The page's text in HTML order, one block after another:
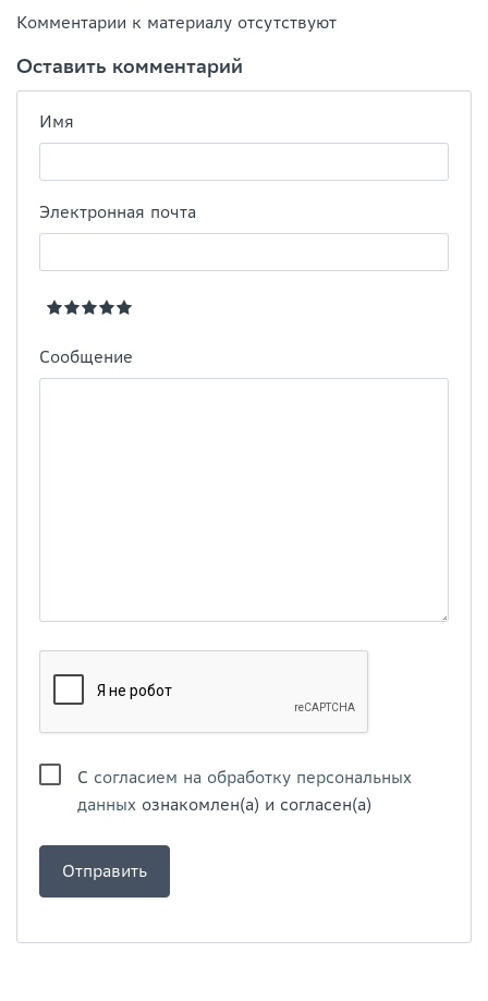
Комментарии к материалу отсутствуют
Оставить комментарий
Имя
Электронная почта
Сообщение
С согласием на обработку персональных
данных ознакомлен(а) и согласен(а)